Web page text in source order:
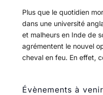
Plus que le quotidien
dans une université
et malheurs en Inde de
agrémentent le nouvel
cheval en feu. En effet,
Évènements à venir